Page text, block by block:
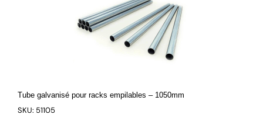
Tube galvanisé pour racks empilables – 1050mm
SKU: 51105